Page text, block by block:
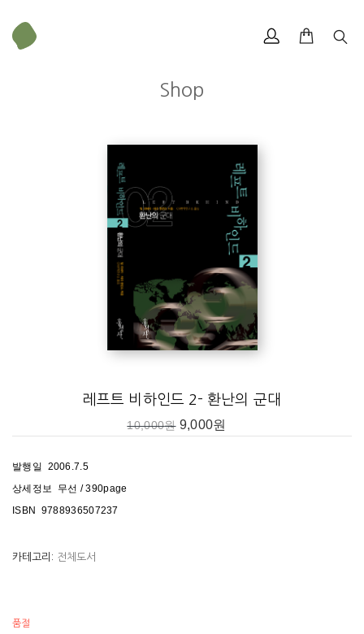
Shop
레프트 비하인드 2- 환난의 군대
10,000원 9,000원
발행일 2006.7.5
상세정보 무선 / 390page
ISBN 9788936507237
카테고리: 전체도서
품절
153 × 224 mm
저명한 저술가이자 목사, 카운슬러, TV 해설가. 밥 존스 대학을 졸업하
고, 웨스턴 보수신학 세미너리에서 신학 석사 및 박사 학위를 받았으
며, ‘패밀리 라이프 세미너스’(Family Life Seminars), ‘더 프리트리브
리서치 센터’(The Pre Trib Research Center)를 비롯해 두 개의 고등학
교와 크리스천 해리티지 대학을 설립했다.《기질을 알면 남자가 보인
다》, 《성령과 기질》, 《목회자가 타락하면》, 《우울증의 원인과 치
료》 등 여러 분야에 걸쳐 50여 권의 책을 집필했다.
올바른 번역 풍토 정착을 위해 학자들과 번역학 전공자들이 뜻을 모아 세
운 번역 전문연구소로, 외국 작품과 우리 독자의 건실한 소통을 위해 끊
임없이 연구하고 있다. CR번역연구소 소장 원영희 교수는 서강대학교와
미국 애리조나주립대학교에서 석사, 성균관대학교에서 박사학위를 마쳤
편집위원으로 일했으며, 현재는 한국번역학회 편집이사, 성균관대학교
트 비하인드〉 시리즈는 소장 원영희 교수의 책임번역하에 CR번역연구